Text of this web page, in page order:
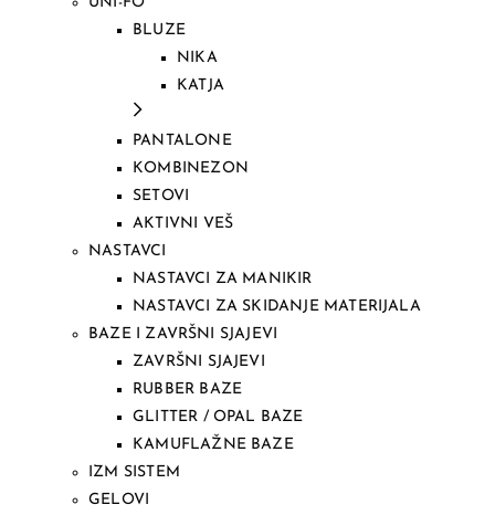
BLUZE
NIKA
KATJA
PANTALONE
KOMBINEZON
SETOVI
AKTIVNI VEŠ
NASTAVCI
NASTAVCI ZA MANIKIR
NASTAVCI ZA SKIDANJE MATERIJALA
BAZE I ZAVRŠNI SJAJEVI
ZAVRŠNI SJAJEVI
RUBBER BAZE
GLITTER / OPAL BAZE
KAMUFLAŽNE BAZE
IZM SISTEM
GELOVI